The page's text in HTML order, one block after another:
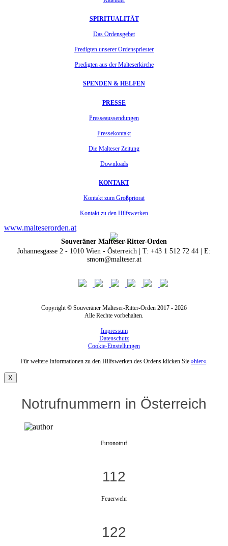
SPIRITUALITÄT
Das Ordensgebet
Predigten unserer Ordenspriester
Predigten aus der Malteserkirche
SPENDEN & HELFEN
PRESSE
Presseaussendungen
Pressekontakt
Die Malteser Zeitung
Downloads
KONTAKT
Kontakt zum Großpriorat
Kontakt zu den Hilfswerken
www.malteserorden.at
Souveräner Malteser-Ritter-Orden
Johannesgasse 2 - 1010 Wien - Österreich | T: +43 1 512 72 44 | E:
smom@malteser.at
Copyright © Souveräner Malteser-Ritter-Orden 2017 - 2026
Alle Rechte vorbehalten.
Impressum
Datenschutz
Cookie-Einstellungen
Für weitere Informationen zu den Hilfswerken des Ordens klicken Sie »hier«.
X
Notrufnummern in Österreich
Euronotruf
112
Feuerwehr
122